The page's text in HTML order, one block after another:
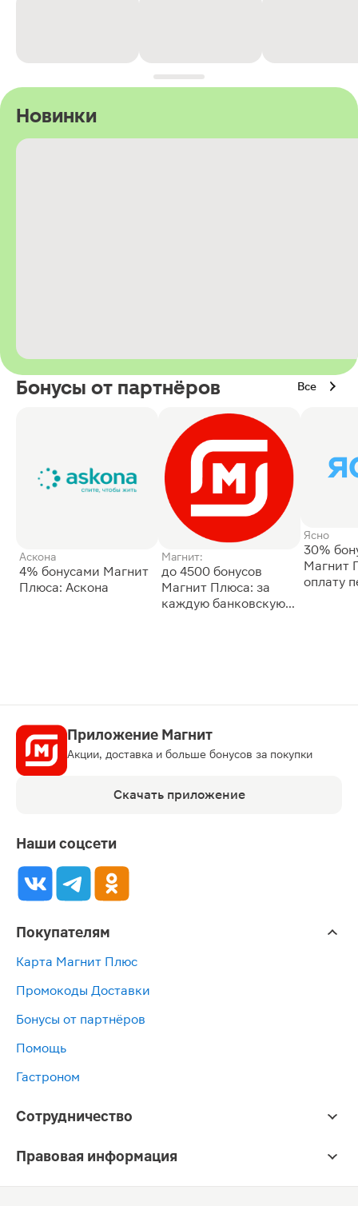
Новинки
Бонусы от партнёров Все
Аскона
4% бонусами Магнит
Плюса: Аскона
Магнит:
до 4500 бонусов
Магнит Плюса: за
каждую банковскую
Ясно
30%
Магнит
оплату
Приложение Магнит
Акции, доставка и больше бонусов за покупки
Скачать приложение
Наши соцсети
Покупателям
Карта Магнит Плюс
Промокоды Доставки
Бонусы от партнёров
Помощь
Гастроном
Сотрудничество
Правовая информация